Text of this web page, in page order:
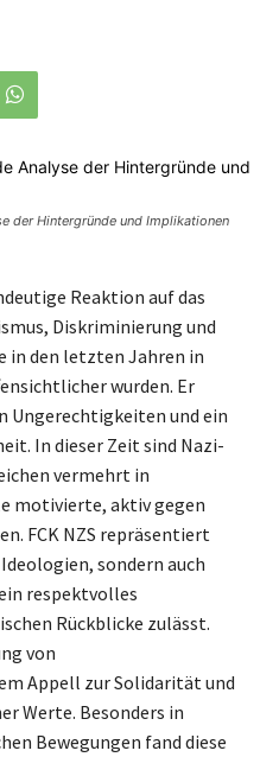
der Hintergründe und Implikationen
Reaktion auf das
Diskriminierung und
in den letzten Jahren in
wurden. Er
Ungerechtigkeiten und ein
In dieser Zeit sind Nazi-
vermehrt in
motivierte, aktiv gegen
FCK NZS repräsentiert
sondern auch
respektvolles
Rückblicke zulässt.
von
Appell zur Solidarität und
Werte. Besonders in
Bewegungen fand diese